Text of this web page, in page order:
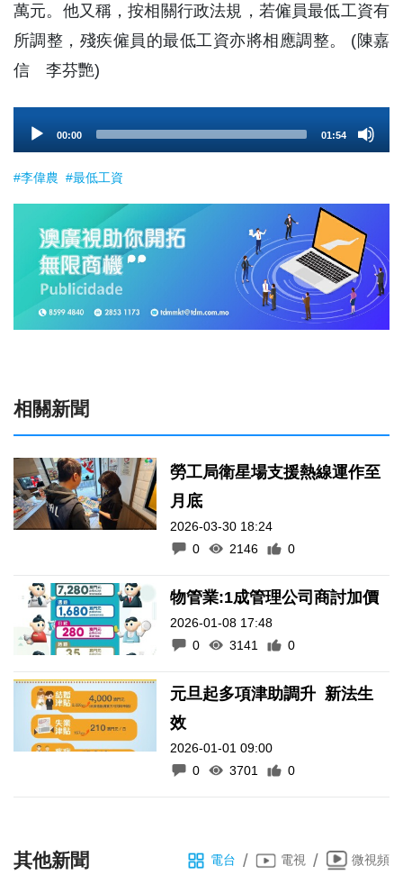
萬元。他又稱，按相關行政法規，若僱員最低工資有
所調整，殘疾僱員的最低工資亦將相應調整。 (陳嘉
信 李芬艷)
Player
00:00 01:54
#李偉農 #最低工資
相關新聞
勞工局衛星場支援熱線運作至
月底
2026-03-30 18:24
0
2146 0
物管業:1成管理公司商討加價
2026-01-08 17:48
0
3141 0
元旦起多項津助調升 新法生
效
2026-01-01 09:00
0
3701 0
其他新聞 電台 / 電視 / 微視頻